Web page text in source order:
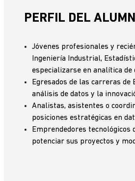
PERFIL DEL
Jóvenes profesionales y
Ingeniería Industrial,
especializarse en analítica
Egresados de las carreras
análisis de datos y la
Analistas, asistentes o
posiciones estratégicas en
Emprendedores tecnológicos
potenciar sus proyectos y